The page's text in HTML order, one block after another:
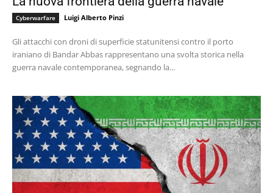
Cyberwarfare Luigi Alberto Pinzi
Gli attacchi con droni di superficie statunitensi contro il porto
iraniano di Bandar Abbas rappresentano una svolta storica nella
guerra navale contemporanea, segnando la...